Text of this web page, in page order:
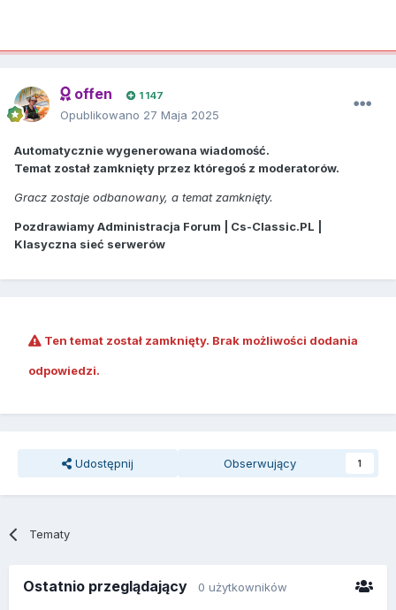
offen 1 147
Opublikowano 27 Maja 2025
Automatycznie wygenerowana wiadomość.
Temat został zamknięty przez któregoś z moderatorów.
Gracz zostaje odbanowany, a temat zamknięty.
Pozdrawiamy Administracja Forum | Cs-Classic.PL |
Klasyczna sieć serwerów
Ten temat został zamknięty. Brak możliwości dodania
odpowiedzi.
Udostępnij Obserwujący 1
Tematy
Ostatnio przeglądający 0 użytkowników